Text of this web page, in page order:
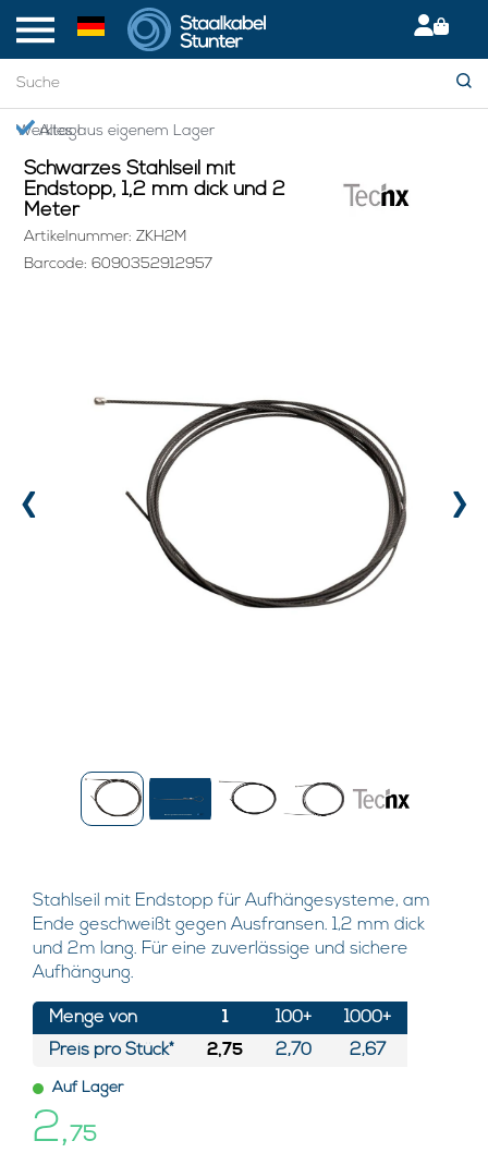
Giropay: Sicher & bequem bezahlen
Startseite > Schwarzes Stahlseil mit Endstopp, 1,2 mm dick und 2 Meter
Schwarzes Stahlseil mit
Endstopp, 1,2 mm dick und 2
Meter
Artikelnummer: ZKH2M
Barcode: 6090352912957
‹ ›
Stahlseil mit Endstopp für Aufhängesysteme, am
Ende geschweißt gegen Ausfransen. 1,2 mm dick
und 2m lang. Für eine zuverlässige und sichere
Aufhängung.
Menge von
Preis pro Stück*
1
2,75
100+
2,70
1000+
2,67
Auf Lager
2, 75